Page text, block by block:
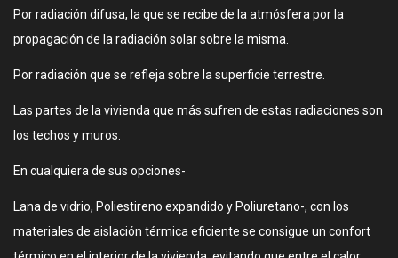
Por radiación difusa, la que se recibe de la atmósfera por la
propagación de la radiación solar sobre la misma.
Por radiación que se refleja sobre la superficie terrestre.
Las partes de la vivienda que más sufren de estas radiaciones son
los techos y muros.
En cualquiera de sus opciones-
Lana de vidrio, Poliestireno expandido y Poliuretano-, con los
materiales de aislación térmica eficiente se consigue un confort